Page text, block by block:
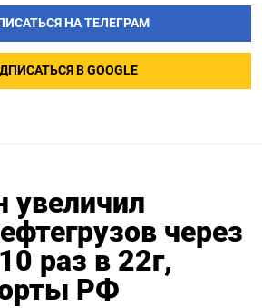
НА ТЕЛЕГРАМ
В GOOGLE
увеличил
через
раз в 22г,
РФ